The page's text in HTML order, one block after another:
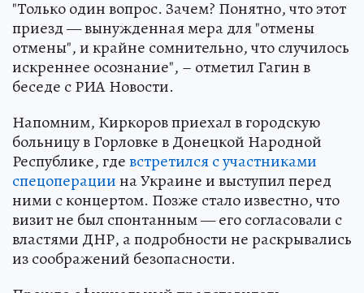
"Только один вопрос. Зачем? Понятно, что этот
приезд — вынужденная мера для "отмены
отмены", и крайне сомнительно, что случилось
искреннее осознание", – отметил Гагин в
беседе с РИА Новости.
Напомним, Киркоров приехал в городскую
больницу в Горловке в Донецкой Народной
Республике, гдевстретился с участниками
спецоперациина Украине и выступил перед
ними с концертом. Позже стало известно, что
визит не был спонтанным — его согласовали с
властями ДНР, а подробности не раскрывались
из соображений безопасности.